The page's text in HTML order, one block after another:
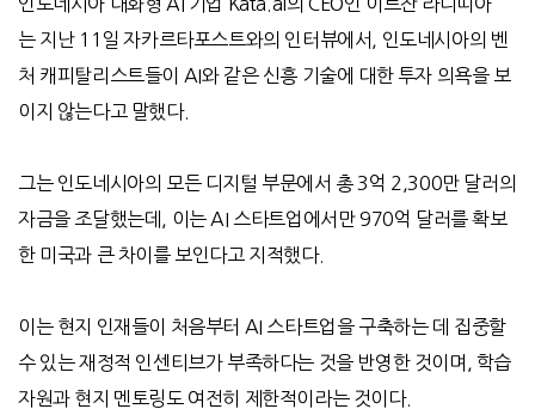
는 지난 11 일 자카르타포스트와의 인터뷰에서
인도네시아의 벤
처 캐피탈리스트들이
AI와 같은 신흥 기술에 대한 투자 의욕을 보
이지 않는다고 말했다.
그는 인도네시아의 모든 디지털 부문에서 총3억 2,300만 달러의
자금을 조달했는데
이는AI 스타트업에서만970억 달러를 확보
한 미국과 큰 차이를 보인다고 지적했다.
이는 현지 인재들이 처음부터 AI 스타트업을 구축하는 데 집중할
수 있는 재정적 인센티브가 부족하다는 것을 반영한 것이며
학습
자원과 현지 멘토링도 여전히 제한적이라는 것이다.